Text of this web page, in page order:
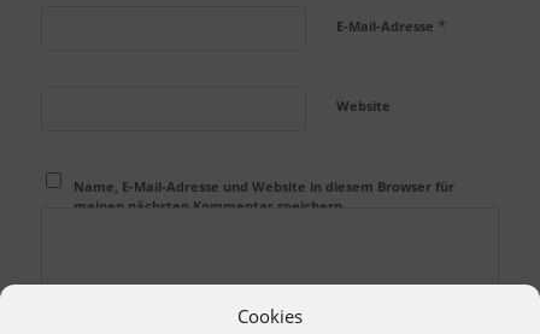
Cookies
E-Mail-Adresse *
Website
Name, E-Mail-Adresse und Website in diesem Browser für
meinen nächsten Kommentar speichern.